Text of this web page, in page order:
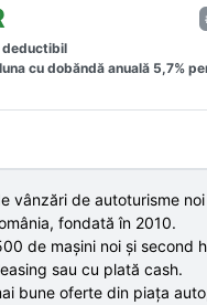
deductibil
cu dobăndă anuală 5,7%
vânzări de autoturisme
fondată în 2010.
demașini noi și second
sau cu plată cash.
bune oferte din piața